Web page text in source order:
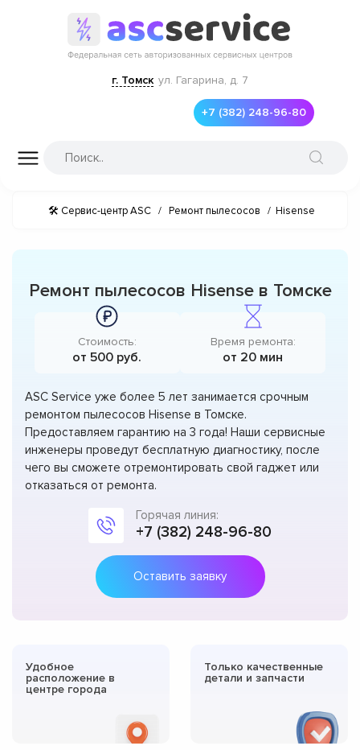
г. Томск ул. Гагарина, д. 7
+7 (382) 248-96-80
🛠 Сервис-центр ASC / Ремонт пылесосов / Hisense
Ремонт пылесосов Hisense в Томске
Стоимость:
от 500 руб.
Время ремонта:
от 20 мин
ASC Service уже более 5 лет занимается срочным
ремонтом пылесосов Hisense в Томске.
Предоставляем гарантию на 3 года! Наши сервисные
инженеры проведут бесплатную диагностику, после
чего вы сможете отремонтировать свой гаджет или
отказаться от ремонта.
Горячая линия:
+7 (382) 248-96-80
Оставить заявку
Удобное
расположение в
центре города
Только качественные
детали и запчасти